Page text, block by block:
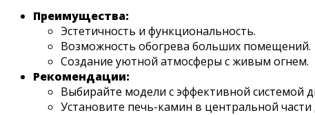
Преимущества:
Эстетичность и функциональность.
Возможность обогрева больших помещений.
Создание уютной атмосферы с живым огнем.
Рекомендации:
Выбирайте модели с эффективной системой
Установите печь-камин в центральной